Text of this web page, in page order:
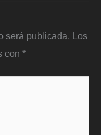
será publicada. Los
con *